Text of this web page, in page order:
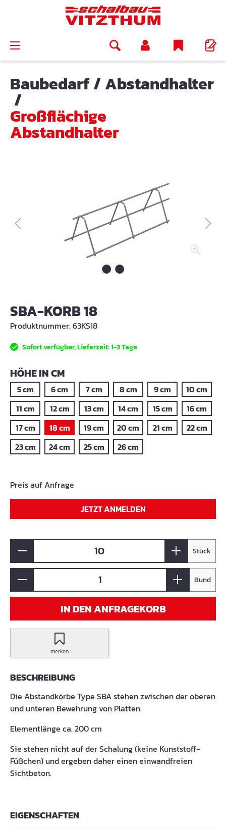
Baubedarf/Abstandhalter
/
Großflächige
Abstandhalter
SBA-KORB 18
Produktnummer:63KS18
Sofort verfügbar, Lieferzeit: 1-3 Tage
HÖHE IN CMAUSWÄHLEN
5 cm 6 cm 7 cm 8 cm 9 cm
10 cm
11 cm
12 cm 13 cm 14 cm 15 cm
16 cm
17 cm
18 cm 19 cm 20 cm 21 cm
22 cm
23 cm
24 cm 25 cm 26 cm
Preis auf Anfrage
JETZT ANMELDEN
Stück
Bund
IN DEN ANFRAGEKORB
merken
BESCHREIBUNG
Die Abstandkörbe Type SBA stehen zwischen der oberen
und unteren Bewehrung von Platten.
Elementlänge ca. 200 cm
Sie stehen nicht auf der Schalung (keine Kunststoff-
Füßchen) und ergeben daher einen einwandfreien
Sichtbeton.
EIGENSCHAFTEN